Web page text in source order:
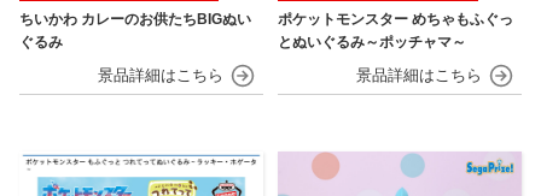
ちいかわ カレーのお供たちBIGぬい
ぐるみ
ポケットモンスター めちゃもふぐっ
とぬいぐるみ～ポッチャマ～